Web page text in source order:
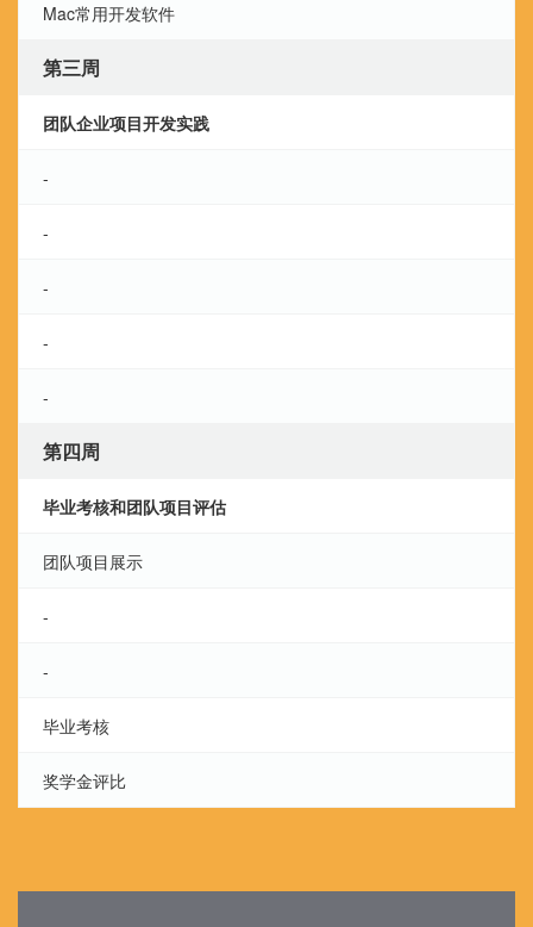
Mac常用开发软件
第三周
团队企业项目开发实践
-
-
-
-
-
第四周
毕业考核和团队项目评估
团队项目展示
-
-
毕业考核
奖学金评比